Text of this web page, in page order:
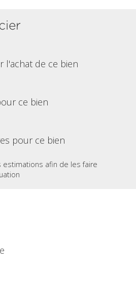
l'achat de ce bien
ce bien
pour ce bien
estimations afin de les faire